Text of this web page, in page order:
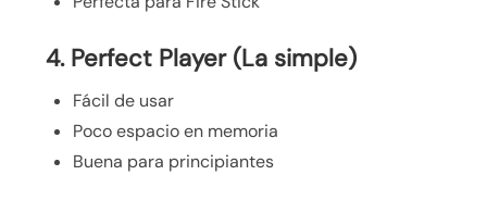
4. Perfect Player (La simple)
Fácil de usar
Poco espacio en memoria
Buena para principiantes